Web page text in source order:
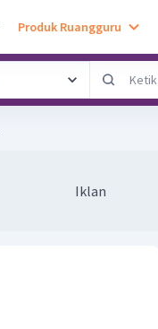
Produk Ruangguru
Iklan